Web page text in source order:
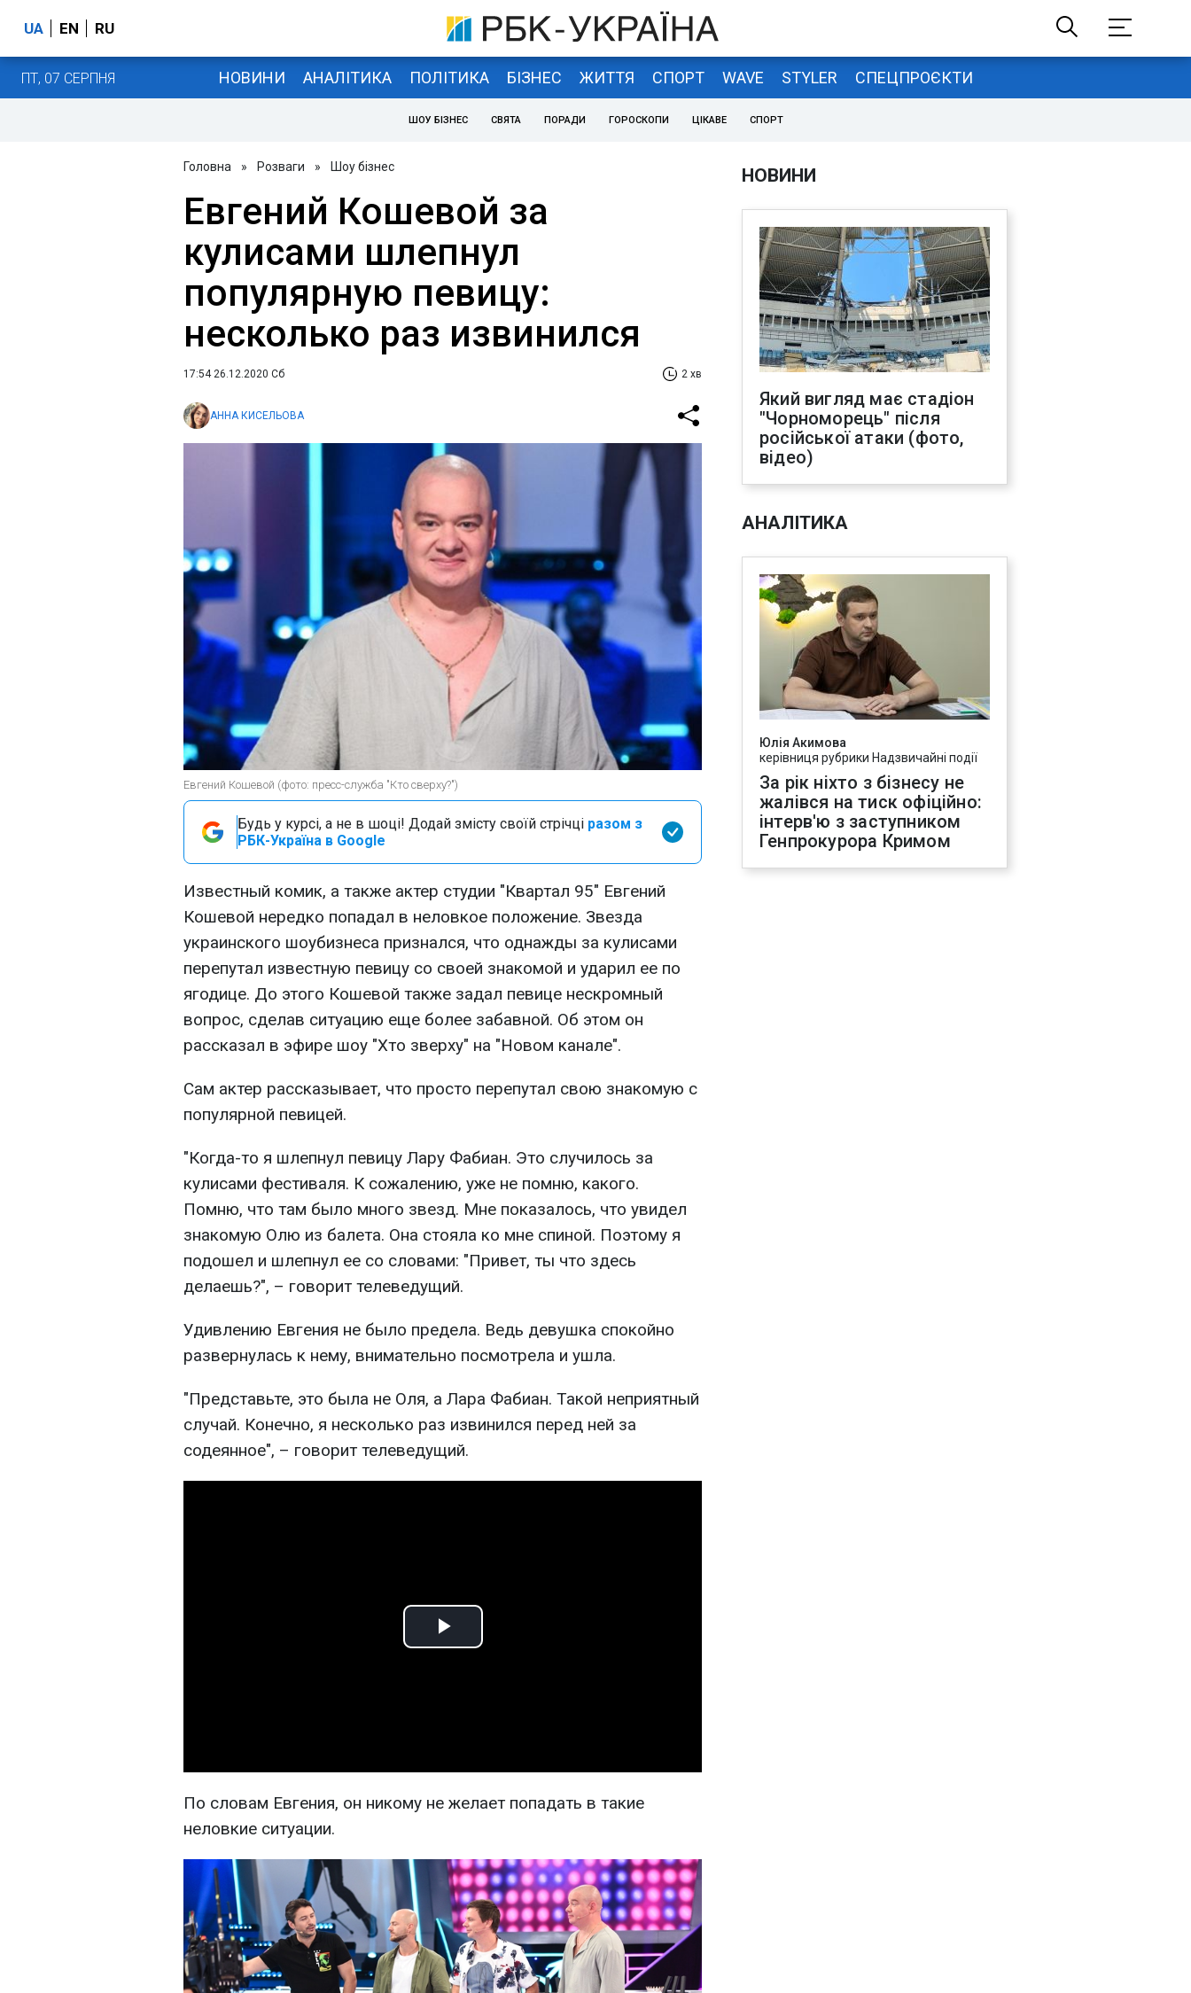
UA EN RU
ПТ, 07 СЕРПНЯ НОВИНИ АНАЛІТИКА ПОЛІТИКА БІЗНЕС ЖИТТЯ СПОРТ WAVE STYLER СПЕЦПРОЄКТИ
ШОУ БІЗНЕС СВЯТА ПОРАДИ ГОРОСКОПИ ЦІКАВЕ СПОРТ
Головна » Розваги » Шоу бізнес
Евгений Кошевой за
кулисами шлепнул
популярную певицу:
несколько раз извинился
17:54 26.12.2020 Сб 2 хв
АННА КИСЕЛЬОВА
Евгений Кошевой (фото: пресс-служба "Кто сверху?")
Будь у курсі, а не в шоці! Додай змісту своїй стрічці разом з
РБК-Україна в Google
Известный комик, а также актер студии "Квартал 95" Евгений
Кошевой нередко попадал в неловкое положение. Звезда
украинского шоубизнеса признался, что однажды за кулисами
перепутал известную певицу со своей знакомой и ударил ее по
ягодице. До этого Кошевой также задал певице нескромный
вопрос, сделав ситуацию еще более забавной. Об этом он
рассказал в эфире шоу "Хто зверху" на "Новом канале".
Сам актер рассказывает, что просто перепутал свою знакомую с
популярной певицей.
"Когда-то я шлепнул певицу Лару Фабиан. Это случилось за
кулисами фестиваля. К сожалению, уже не помню, какого.
Помню, что там было много звезд. Мне показалось, что увидел
знакомую Олю из балета. Она стояла ко мне спиной. Поэтому я
подошел и шлепнул ее со словами: "Привет, ты что здесь
делаешь?", – говорит телеведущий.
Удивлению Евгения не было предела. Ведь девушка спокойно
развернулась к нему, внимательно посмотрела и ушла.
"Представьте, это была не Оля, а Лара Фабиан. Такой неприятный
случай. Конечно, я несколько раз извинился перед ней за
содеянное", – говорит телеведущий.
Play
По словам Евгения, он никому не желает попадать в такие
неловкие ситуации.
НОВИНИ
Який вигляд має стадіон
"Чорноморець" після
російської атаки (фото,
відео)
АНАЛІТИКА
Юлія Акимова
керівниця рубрики Надзвичайні події
За рік ніхто з бізнесу не
жалівся на тиск офіційно:
інтерв'ю з заступником
Генпрокурора Кримом